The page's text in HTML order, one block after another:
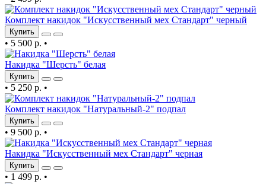
Комплект накидок "Искусственный мех Стандарт" черный
Купить
• 5 500 р. •
Накидка "Шерсть" белая
Купить
• 5 250 р. •
Комплект накидок "Натуральный-2" подпал
Купить
• 9 500 р. •
Накидка "Искусственный мех Стандарт" черная
Купить
• 1 499 р. •